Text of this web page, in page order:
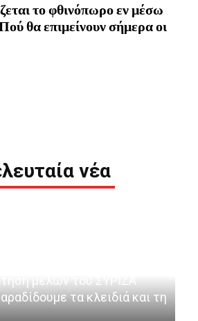
το φθινόπωρο εν μέσω
θα επιμείνουν σήμερα οι
νέα
μελών του ΣΥΡΙΖΑ
τα κλειδιά και τη